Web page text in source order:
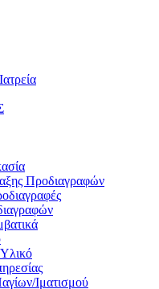
Προδιαγραφών
Ιματισμού